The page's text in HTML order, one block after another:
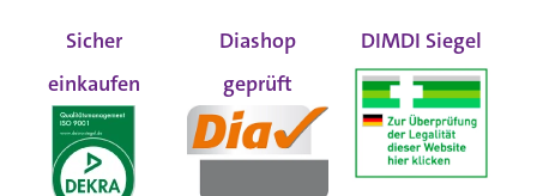
Sicher
einkaufen
Diashop
geprüft
DIMDI Siegel